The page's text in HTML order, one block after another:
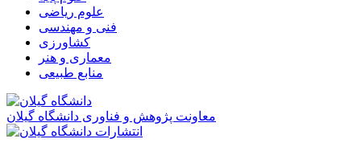
علوم ریاضی
فنی و مهندسی
کشاورزی
معماری و هنر
منابع طبیعی
معاونت پژوهش و فناوری دانشگاه گیلان